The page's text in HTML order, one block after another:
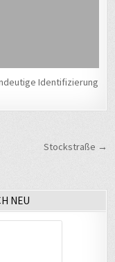
Identifizierung
Stockstraße →
NEU